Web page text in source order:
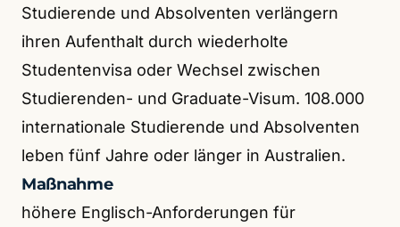
Studierende und Absolventen verlängern
ihren Aufenthalt durch wiederholte
Studentenvisa oder Wechsel zwischen
Studierenden- und Graduate-Visum. 108.000
internationale Studierende und Absolventen
leben fünf Jahre oder länger in Australien.
Maßnahme
höhere Englisch-Anforderungen für